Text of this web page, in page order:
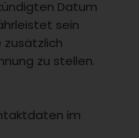
Datum
sein
zusätzlich
zu stellen.
im